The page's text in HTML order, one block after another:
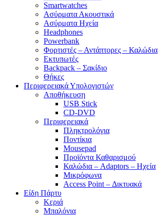
Smartwatches
Ασύρματα Ακουστικά
Ασύρματα Ηχεία
Headphones
Powerbank
Φορτιστές – Αντάπτορες – Καλώδια
Εκτυπωτές
Backpack – Σακίδιο
Θήκες
Περιφερειακά Υπολογιστών
Αποθήκευση
USB Stick
CD-DVD
Περιφερειακά
Πληκτρολόγια
Ποντίκια
Mousepad
Προϊόντα Καθαρισμού
Καλώδια – Adaptors – Ηχεία
Μικρόφωνα
Access Point – Δικτυακά
Είδη Πάρτυ
Κεριά
Μπαλόνια